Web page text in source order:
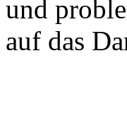
und
auf das